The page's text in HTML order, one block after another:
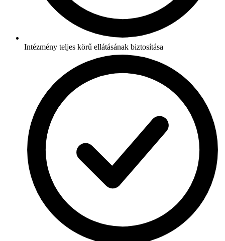
Intézmény teljes körű ellátásának biztosítása